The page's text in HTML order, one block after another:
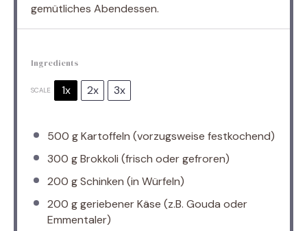
gemütliches Abendessen.
Ingredients
SCALE 1x 2x 3x
500 gKartoffeln (vorzugsweise festkochend)
300 gBrokkoli (frisch oder gefroren)
200 gSchinken (in Würfeln)
200 ggeriebener Käse (z.B. Gouda oder
Emmentaler)